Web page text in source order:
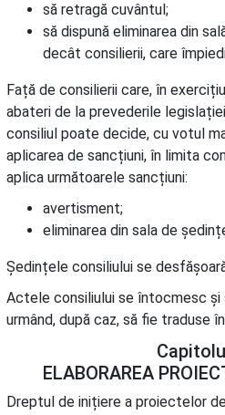
să retragă cuvântul;
să dispună eliminarea din
decât consilierii, care
Față de consilierii care, în
abateri de la prevederile
consiliul poate decide, cu votul
aplicarea de sancțiuni, în limita
aplica următoarele sancțiuni:
avertisment;
eliminarea din sala de
Ședințele consiliului se
Actele consiliului se întocmesc și
urmând, după caz, să fie traduse
ELABORAREA
Dreptul de inițiere a proiectelor